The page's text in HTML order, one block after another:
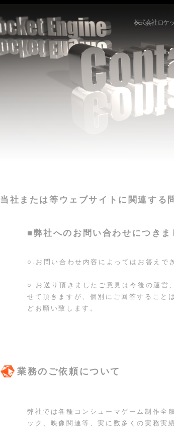
株式会社ロケ
当社または等ウェブサイトに関連する
■弊社へのお問い合わせにつきま
○.お問い合わせ内容によってはお答えで
○.お送り頂きましたご意見は今後の運営
せて頂きますが、個別にご回答すること
どお願い致します。
業務のご依頼について
弊社では各種コンシューマゲーム制作全
ック、映像関連等、実に数多くの実務実